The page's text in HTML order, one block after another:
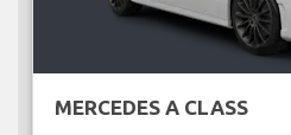
MERCEDES A CLASS